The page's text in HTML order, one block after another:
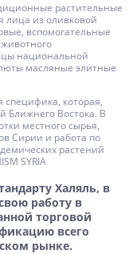
растительные
лица из оливковой
вспомогательные
национальной
масляные элитные
специфика, которая,
Ближнего Востока. В
местного сырья,
Сирии и работа по
растений
SYRIA
Халяль, в
работу в
торговой
всего
рынке.